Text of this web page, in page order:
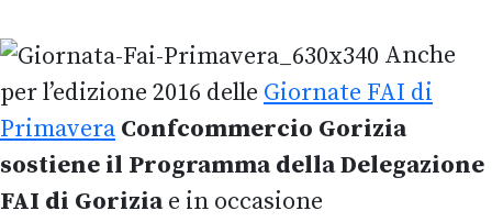
Anche
per l’edizione 2016 delle Giornate FAI di
Primavera Confcommercio Gorizia
sostiene il Programma della Delegazione
FAI di Goriziae in occasione